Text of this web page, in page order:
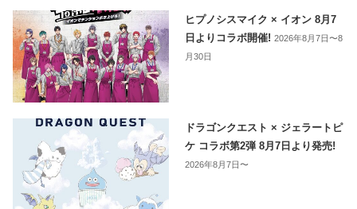
ヒプノシスマイク × イオン 8月7
日よりコラボ開催!2026年8月7日〜8
月30日
ドラゴンクエスト × ジェラートピ
ケ コラボ第2弾 8月7日より発売!
2026年8月7日〜